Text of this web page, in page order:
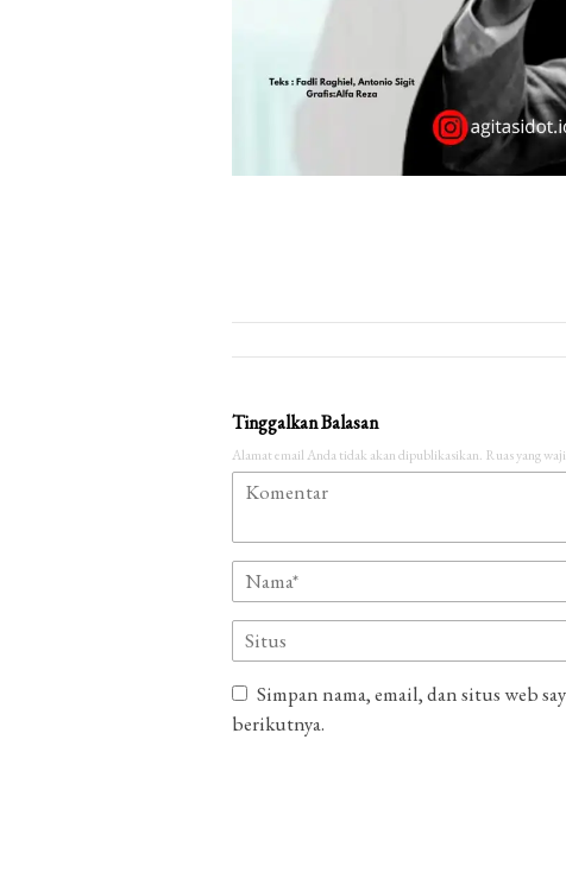
Tinggalkan Balasan
Alamat email Anda tidak akan dipublikasikan. Ruas yang
Simpan nama, email, dan situs web
berikutnya.